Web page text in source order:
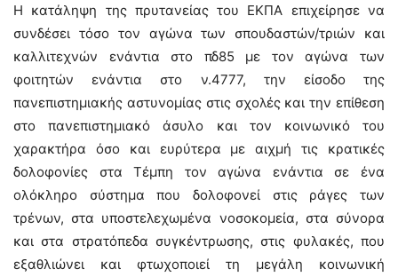
Η κατάληψη της πρυτανείας του ΕΚΠΑ επιχείρησε να
συνδέσει τόσο τον αγώνα των σπουδαστών/τριών και
καλλιτεχνών ενάντια στο πδ85 με τον αγώνα των
φοιτητών ενάντια στο ν.4777, την είσοδο της
πανεπιστημιακής αστυνομίας στις σχολές και την επίθεση
στο πανεπιστημιακό άσυλο και τον κοινωνικό του
χαρακτήρα όσο και ευρύτερα με αιχμή τις κρατικές
δολοφονίες στα Τέμπη τον αγώνα ενάντια σε ένα
ολόκληρο σύστημα που δολοφονεί στις ράγες των
τρένων, στα υποστελεχωμένα νοσοκομεία, στα σύνορα
και στα στρατόπεδα συγκέντρωσης, στις φυλακές, που
εξαθλιώνει και φτωχοποιεί τη μεγάλη κοινωνική